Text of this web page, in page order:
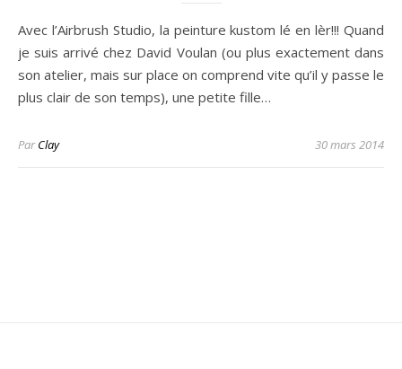
Avec l’Airbrush Studio, la peinture kustom lé en lèr!!! Quand
je suis arrivé chez David Voulan (ou plus exactement dans
son atelier, mais sur place on comprend vite qu’il y passe le
plus clair de son temps), une petite fille…
ParClay 30 mars 2014